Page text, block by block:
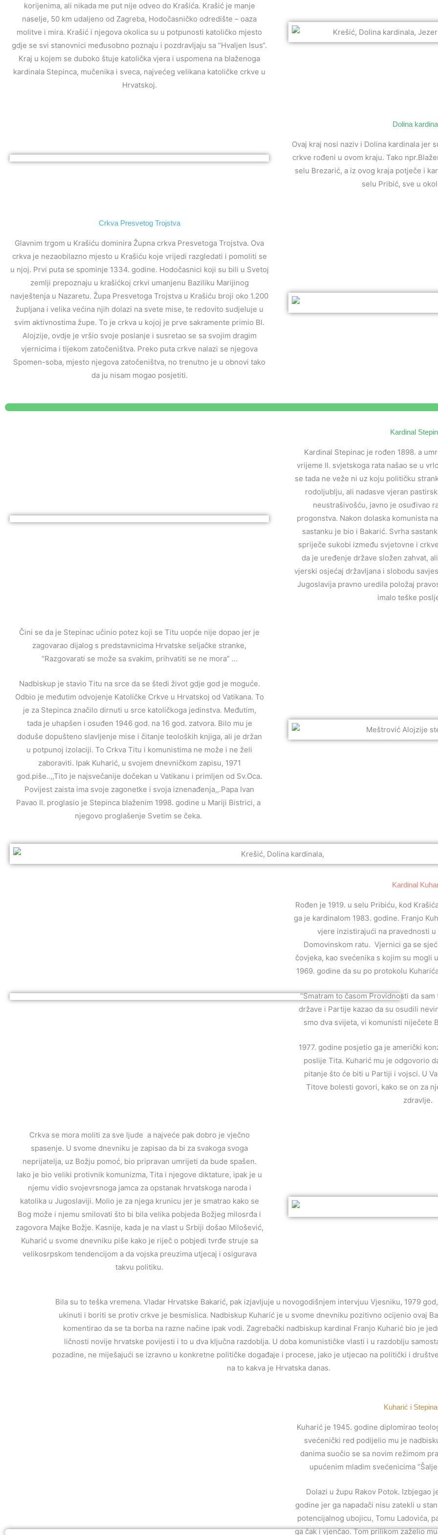
korijenima, ali nikada me put nije odveo do Krašića. Krašić je manje
naselje, 50 km udaljeno od Zagreba, Hodočasničko odredište – oaza
molitve i mira. Krašić i njegova okolica su u potpunosti katoličko mjesto
gdje se svi stanovnici međusobno poznaju i pozdravljaju sa “Hvaljen Isus“.
Kraj u kojem se duboko štuje katolička vjera i uspomena na blaženoga
kardinala Stepinca, mučenika i sveca, najvećeg velikana katoličke crkve u
Hrvatskoj.
Dolina
Ovaj kraj nosi naziv i Dolina kardinala jer
crkve rođeni u ovom kraju. Tako
selu Brezarić, a iz ovog kraja potječe i
selu Pribić, sve u
Crkva Presvetog Trojstva
Glavnim trgom u Krašiću dominira Župna crkva Presvetoga Trojstva. Ova
crkva je nezaobilazno mjesto u Krašiću koje vrijedi razgledati i pomoliti se
u njoj. Prvi puta se spominje 1334. godine. Hodočasnici koji su bili u Svetoj
zemlji prepoznaju u krašićkoj crkvi umanjenu Baziliku Marijinog
navještenja u Nazaretu. Župa Presvetoga Trojstva u Krašiću broji oko 1.200
župljana i velika većina njih dolazi na svete mise, te redovito sudjeluje u
svim aktivnostima župe. To je crkva u kojoj je prve sakramente primio Bl.
Alojzije, ovdje je vršio svoje poslanje i susretao se sa svojim dragim
vjernicima i tijekom zatočeništva. Preko puta crkve nalazi se njegova
Spomen-soba, mjesto njegova zatočeništva, no trenutno je u obnovi tako
da ju nisam mogao posjetiti.
Kardinal
Kardinal Stepinac je rođen 1898. a
vrijeme II. svjetskoga rata našao se u
se tada ne veže ni uz koju političku
rodoljublju, ali nadasve vjeran
neustrašivošću, javno je osuđivao
progonstva. Nakon dolaska komunista
sastanku je bio i Bakarić. Svrha
spriječe sukobi između svjetovne i
da je uređenje države složen zahvat,
vjerski osjećaj državljana i slobodu
Jugoslavija pravno uredila položaj
imalo teške
Čini se da je Stepinac učinio potez koji se Titu uopće nije dopao jer je
zagovarao dijalog s predstavnicima Hrvatske seljačke stranke,
“Razgovarati se može sa svakim, prihvatiti se ne mora” …
Nadbiskup je stavio Titu na srce da se štedi život gdje god je moguće.
Odbio je međutim odvojenje Katoličke Crkve u Hrvatskoj od Vatikana. To
je za Stepinca značilo dirnuti u srce katoličkoga jedinstva. Međutim,
tada je uhapšen i osuđen 1946 god. na 16 god. zatvora. Bilo mu je
doduše dopušteno slavljenje mise i čitanje teoloških knjiga, ali je držan
u potpunoj izolaciji. To Crkva Titu i komunistima ne može i ne želi
zaboraviti. Ipak Kuharić, u svojem dnevničkom zapisu, 1971
god.piše..,,Tito je najsvečanije dočekan u Vatikanu i primljen od Sv.Oca.
Povijest zaista ima svoje zagonetke i svoja iznenađenja,,.Papa Ivan
Pavao II. proglasio je Stepinca blaženim 1998. godine u Mariji Bistrici, a
njegovo proglašenje Svetim se čeka.
Kardinal
Rođen je 1919. u selu Pribiću, kod
ga je kardinalom 1983. godine. Franjo
vjere inzistirajući na pravednosti u
Domovinskom ratu. Vjernici ga se
čovjeka, kao svećenika s kojim su mogli
1969. godine da su po protokolu
“Smatram to časom Providnosti da
države i Partije kazao da su osudili
smo dva svijeta, vi komunisti niječete
1977. godine posjetio ga je američki
poslije Tita. Kuharić mu je odgovorio
pitanje što će biti u Partiji i vojsci. U
Titove bolesti govori, kako se on za
zdravlje.
Crkva se mora moliti za sve ljude a najveće pak dobro je vječno
spasenje. U svome dnevniku je zapisao da bi za svakoga svoga
neprijatelja, uz Božju pomoć, bio pripravan umrijeti da bude spašen.
Iako je bio veliki protivnik komunizma, Tita i njegove diktature, ipak je u
njemu vidio svojevrsnoga jamca za opstanak hrvatskoga naroda i
katolika u Jugoslaviji. Molio je za njega krunicu jer je smatrao kako se
Bog može i njemu smilovati što bi bila velika pobjeda Božjeg milosrđa i
zagovora Majke Božje. Kasnije, kada je na vlast u Srbiji došao Milošević,
Kuharić u svome dnevniku piše kako je riječ o pobjedi tvrđe struje sa
velikosrpskom tendencijom a da vojska preuzima utjecaj i osigurava
takvu politiku.
Bila su to teška vremena. Vladar Hrvatske Bakarić, pak izjavljuje u novogodišnjem intervjuu Vjesniku, 1979
ukinuti i boriti se protiv crkve je besmislica. Nadbiskup Kuharić je u svome dnevniku pozitivno ocijenio ovaj
komentirao da se ta borba na razne načine ipak vodi. Zagrebački nadbiskup kardinal Franjo Kuharić bio je
ličnosti novije hrvatske povijesti i to u dva ključna razdoblja. U doba komunističke vlasti i u razdoblju
pozadine, ne miješajući se izravno u konkretne političke događaje i procese, jako je utjecao na politički i
na to kakva je Hrvatska danas.
Kuharić i
Kuharić je 1945. godine diplomirao
svećenički red podijelio mu je
danima suočio se sa novim režimom
upućenim mladim svećenicima
Dolazi u župu Rakov Potok. Izbjegao
godine jer ga napadači nisu zatekli u
potencijalnog ubojicu, Tomu Ladovića,
ga čak i vjenčao. Tom prilikom zaželio